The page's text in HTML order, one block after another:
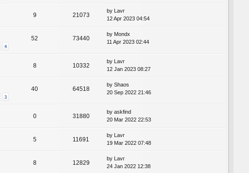
9 21073
by Lavr
12 Apr 2023 04:54
4
52 73440
by Mondx
11 Apr 2023 02:44
8 10332
by
Lavr
12 Jan 2023 08:27
3
40 64518
by Shaos
20 Sep 2022 21:46
0 31880
by askfind
20 Mar 2022 22:53
5 11691
by
Lavr
19 Mar 2022 07:48
8 12829
by
Lavr
24 Jan 2022 12:38